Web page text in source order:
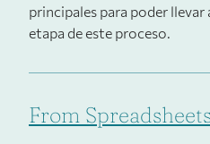
principales para poder llevar
etapa de este proceso.
From